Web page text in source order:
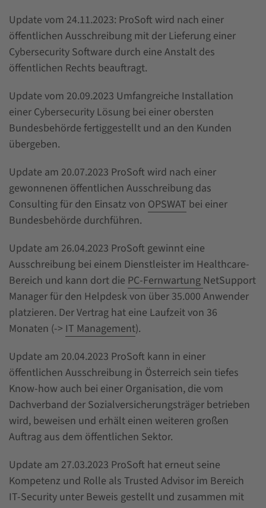
Update vom 24.11.2023: ProSoft wird nach einer
öffentlichen Ausschreibung mit der Lieferung einer
Cybersecurity Software durch eine Anstalt des
öffentlichen Rechts beauftragt.
Update vom 20.09.2023 Umfangreiche Installation
einer Cybersecurity Lösung bei einer obersten
Bundesbehörde fertiggestellt und an den Kunden
übergeben.
Update am 20.07.2023 ProSoft wird nach einer
gewonnenen öffentlichen Ausschreibung das
Consulting für den Einsatz von OPSWAT bei einer
Bundesbehörde durchführen.
Update am 26.04.2023 ProSoft gewinnt eine
Ausschreibung bei einem Dienstleister im Healthcare-
Bereich und kann dort die PC-Fernwartung NetSupport
Manager für den Helpdesk von über 35.000 Anwender
platzieren. Der Vertrag hat eine Laufzeit von 36
Monaten (-> IT Management).
Update am 20.04.2023 ProSoft kann in einer
öffentlichen Ausschreibung in Österreich sein tiefes
Know-how auch bei einer Organisation, die vom
Dachverband der Sozialversicherungsträger betrieben
wird, beweisen und erhält einen weiteren großen
Auftrag aus dem öffentlichen Sektor.
Update am 27.03.2023 ProSoft hat erneut seine
Kompetenz und Rolle als Trusted Advisor im Bereich
IT-Security unter Beweis gestellt und zusammen mit